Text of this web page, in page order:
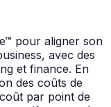
pour aligner son
avec des
et finance. En
des coûts de
par point de